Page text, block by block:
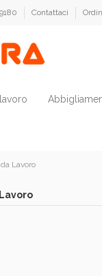
Contattaci
Lavoro